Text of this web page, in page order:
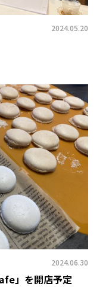
2024.05.20
2024.06.30
」を開店予定